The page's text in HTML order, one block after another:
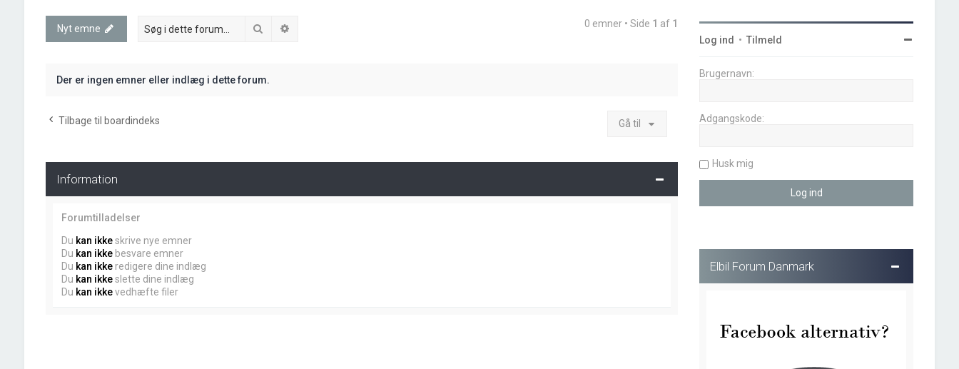
Nyt emne Søg 0 emner • Side 1 af 1
Der er ingen emner eller indlæg i dette forum.
Tilbage til boardindeks Gå til
Information
Forumtilladelser
Du kan ikkeskrive nye emner
Du kan ikkebesvare emner
Du kan ikkeredigere dine indlæg
Du kan ikkeslette dine indlæg
Du kan ikkevedhæfte filer
Log ind •Tilmeld
Brugernavn:
Adgangskode:
Husk mig
Elbil Forum Danmark